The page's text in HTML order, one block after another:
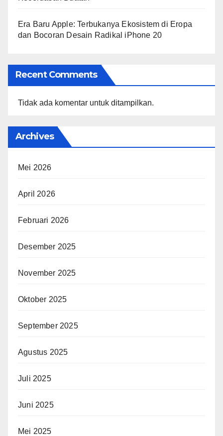
Era Baru Apple: Terbukanya Ekosistem di Eropa
dan Bocoran Desain Radikal iPhone 20
Recent Comments
Tidak ada komentar untuk ditampilkan.
Archives
Mei 2026
April 2026
Februari 2026
Desember 2025
November 2025
Oktober 2025
September 2025
Agustus 2025
Juli 2025
Juni 2025
Mei 2025